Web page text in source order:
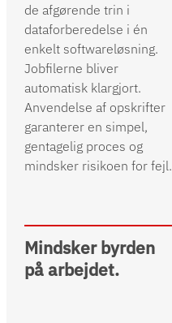
de afgørende trin i
dataforberedelse i én
enkelt softwareløsning.
Jobfilerne bliver
automatisk klargjort.
Anvendelse af opskrifter
garanterer en simpel,
gentagelig proces og
mindsker risikoen for fejl.
Mindsker byrden
på arbejdet.